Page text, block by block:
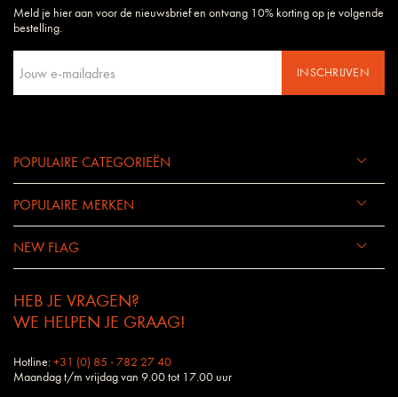
Daarom begrijpen wij uw wensen en eisen als geen ander bedrijf.
Meld je hier aan voor de nieuwsbrief en ontvang 10% korting op je volgende
bestelling.
INSCHRIJVEN
POPULAIRE CATEGORIEËN
POPULAIRE MERKEN
NEW FLAG
HEB JE VRAGEN?
WE HELPEN JE GRAAG!
Hotline:+31 (0) 85 - 782 27 40
Maandag t/m vrijdag van 9.00 tot 17.00 uur